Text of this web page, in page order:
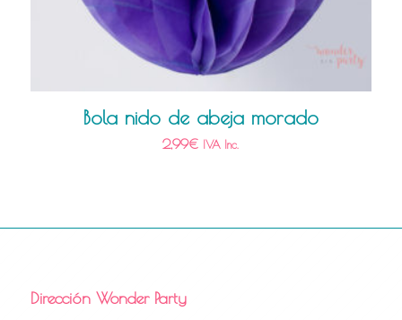
Bola nido de abeja morado
2,99€ IVA Inc.
Dirección Wonder Party